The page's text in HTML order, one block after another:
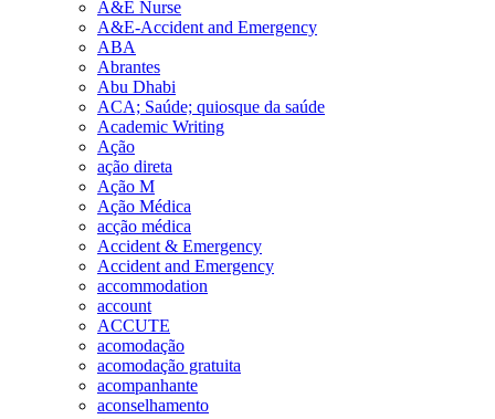
A&E Nurse
A&E-Accident and Emergency
ABA
Abrantes
Abu Dhabi
ACA; Saúde; quiosque da saúde
Academic Writing
Ação
ação direta
Ação M
Ação Médica
acção médica
Accident & Emergency
Accident and Emergency
accommodation
account
ACCUTE
acomodação
acomodação gratuita
acompanhante
aconselhamento